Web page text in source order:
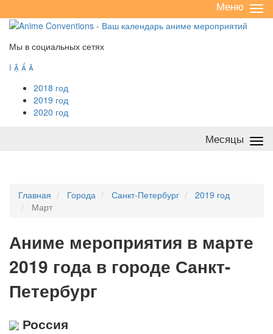
/
Меню
Мы в социальных сетях
   
2018 год
2019 год
2020 год
Месяцы
Главная Города Санкт-Петербург
2019 год
Март
Аниме мероприятия в марте
2019 года в городе Санкт-
Петербург
Россия